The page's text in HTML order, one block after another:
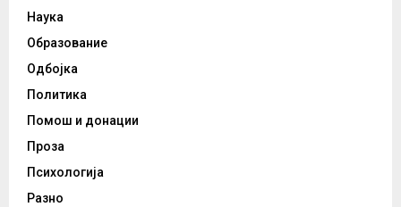
Наука
Образование
Одбојка
Политика
Помош и донации
Проза
Психологија
Разно